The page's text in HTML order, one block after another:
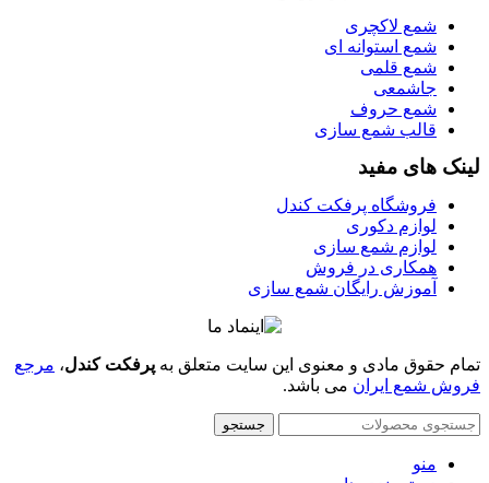
شمع لاکچری
شمع استوانه ای
شمع قلمی
جاشمعی
شمع حروف
قالب شمع سازی
لینک های مفید
فروشگاه پرفکت کندل
لوازم دکوری
لوازم شمع سازی
همکاری در فروش
آموزش رایگان شمع سازی
تمام حقوق مادی و معنوی این سایت متعلق به پرفکت کندل، مرجع
فروش شمع ایران می باشد.
جستجو
منو